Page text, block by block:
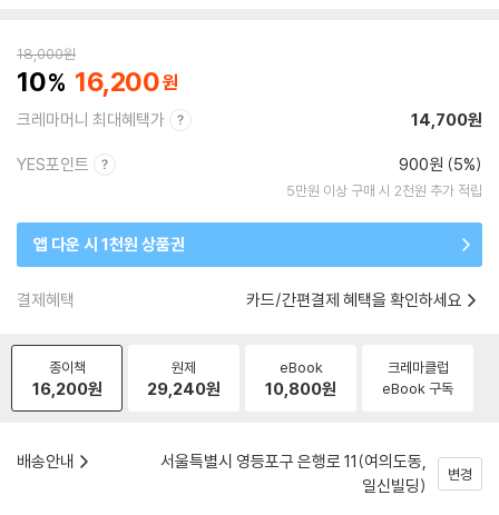
18,000원
10 16,200
크레마머니 최대혜택가 14,700원
YES포인트 900원 (5%)
5만원 이상 구매 시 2천원 추가 적립
앱 다운 시 1천원 상품권
결제혜택 카드/간편결제 혜택을 확인하세요
종이책
16,200원
원제
29,240원
eBook
10,800원
크레마클럽
eBook 구독
배송안내
서울특별시 영등포구 은행로 11(여의도동,
일신빌딩)
변경